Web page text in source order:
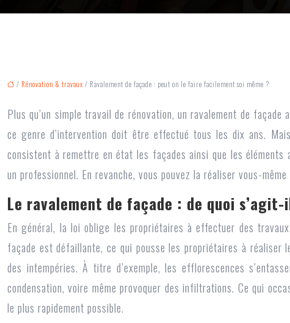
/ Rénovation & travaux / Ravalement de façade : peut on le faire facilement soi même ?
Plus qu’un simple travail de rénovation, un ravalement de
ce genre d’intervention doit être effectué tous les dix ans.
consistent à remettre en état les façades ainsi que les éléments
un professionnel. En revanche, vous pouvez la réaliser vous-
Le ravalement de façade : de quoi s’agit-
En général, la loi oblige les propriétaires à effectuer des
façade est défaillante, ce qui pousse les propriétaires à
des intempéries. À titre d’exemple, les efflorescences
condensation, voire même provoquer des infiltrations. Ce qui
le plus rapidement possible.